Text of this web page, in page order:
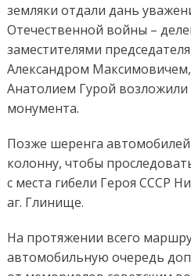
земляки отдали дань
Отечественной войны –
заместителями
Александром
Анатолием Гурой
монумента.
Позже шеренга
колонну, чтобы
с места гибели Героя СССР
аг. Глинище.
На протяжении всего
автомобильную очередь